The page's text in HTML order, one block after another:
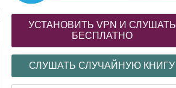
УСТАНОВИТЬ VPN И СЛУШАТЬ
БЕСПЛАТНО
СЛУШАТЬ СЛУЧАЙНУЮ КНИГУ